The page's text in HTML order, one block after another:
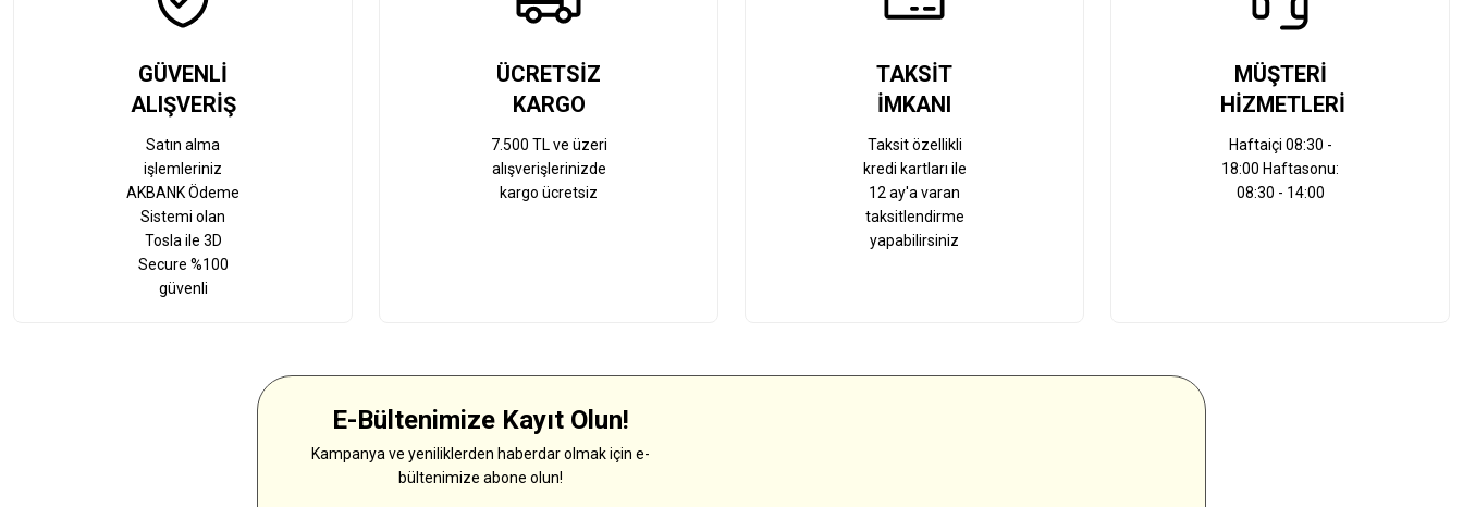
GÜVENLİ
ALIŞVERİŞ
Satın alma
işlemleriniz
AKBANK Ödeme
Sistemi olan
Tosla ile 3D
Secure %100
güvenli
ÜCRETSİZ
KARGO
7.500 TL ve üzeri
alışverişlerinizde
kargo ücretsiz
TAKSİT
İMKANI
Taksit özellikli
kredi kartları ile
12 ay'a varan
taksitlendirme
yapabilirsiniz
MÜŞTERİ
HİZMETLERİ
Haftaiçi 08:30 -
18:00 Haftasonu:
08:30 - 14:00
E-Bültenimize Kayıt Olun!
Kampanya ve yeniliklerden haberdar olmak için e-
bültenimize abone olun!